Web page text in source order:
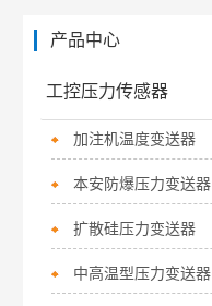
产品中心
工控压力传感器
加注机温度变送器
本安防爆压力变送器
扩散硅压力变送器
中高温型压力变送器